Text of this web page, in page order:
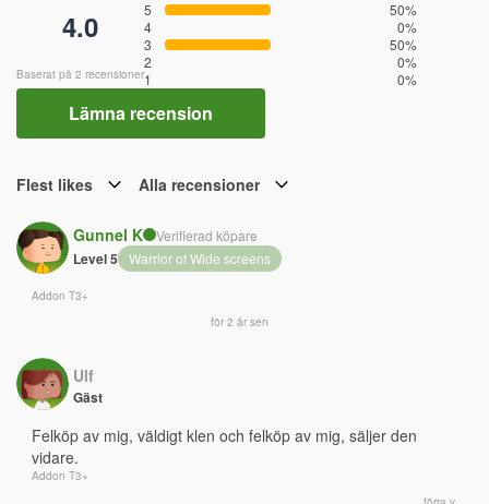
4.0
Baserat på 2 recensioner
5
50%
4
0%
3
50%
2
0%
1
0%
Lämna recension
Flest likes Alla recensioner
Gunnel K Verifierad köpare
Level 5 Warrior of Wide screens
Addon T3+
för 2 år sen
Ulf
Gäst
Felköp av mig, väldigt klen och felköp av mig, säljer den
vidare.
Addon T3+